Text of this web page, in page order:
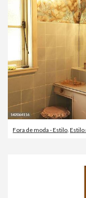
Fora de moda - Estilo,